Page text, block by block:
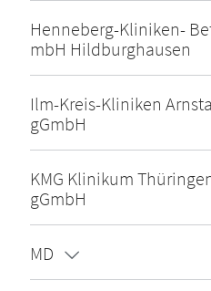
Henneberg-Kliniken-
mbH Hildburghausen
Ilm-Kreis-Kliniken
gGmbH
KMG Klinikum
gGmbH
MD